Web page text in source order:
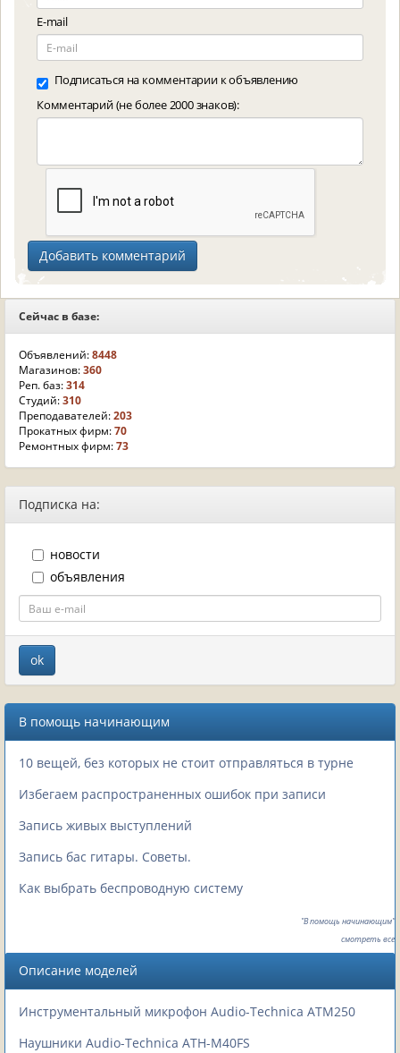
E-mail
Подписаться на комментарии к объявлению
Комментарий (не более 2000 знаков):
Сейчас в базе:
Объявлений:8448
Магазинов:360
Реп. баз:314
Студий:310
Преподавателей:203
Прокатных фирм:70
Ремонтных фирм:73
Подписка на:
новости
объявления
В помощь начинающим
10 вещей, без которых не стоит отправляться в турне
Избегаем распространенных ошибок при записи
Запись живых выступлений
Запись бас гитары. Советы.
Как выбрать беспроводную систему
"В помощь начинающим"
смотреть все
Описание моделей
Инструментальный микрофон Audio-Technica ATM250
Наушники Audio-Technica ATH-M40FS